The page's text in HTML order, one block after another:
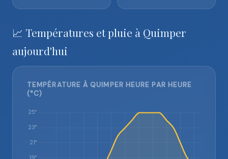
📈 Températures et pluie à Quimper
aujourd'hui
TEMPÉRATURE À QUIMPER HEURE PAR HEURE
(°C)